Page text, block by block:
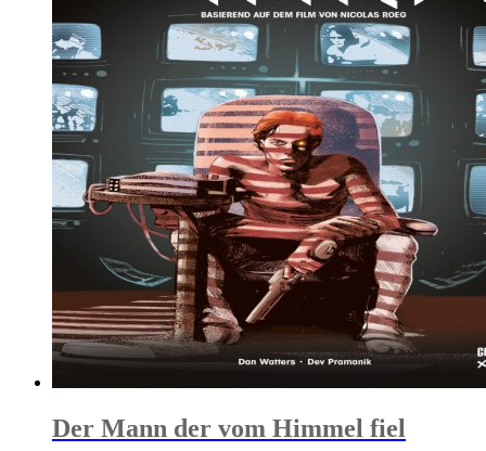
Der Mann der vom Himmel fiel